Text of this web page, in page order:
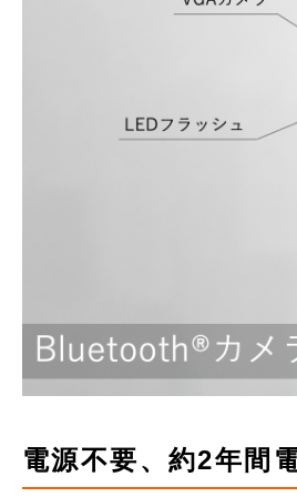
電源不要、約2年間